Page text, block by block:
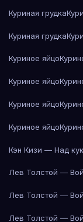
Куриная грудка
Куриная грудка
Куриное яйцо
Куриное яйцо
Куриное яйцо
Куриное яйцо
Кэн Кизи — Над
Лев Толстой —
Лев Толстой —
Лев Толстой —